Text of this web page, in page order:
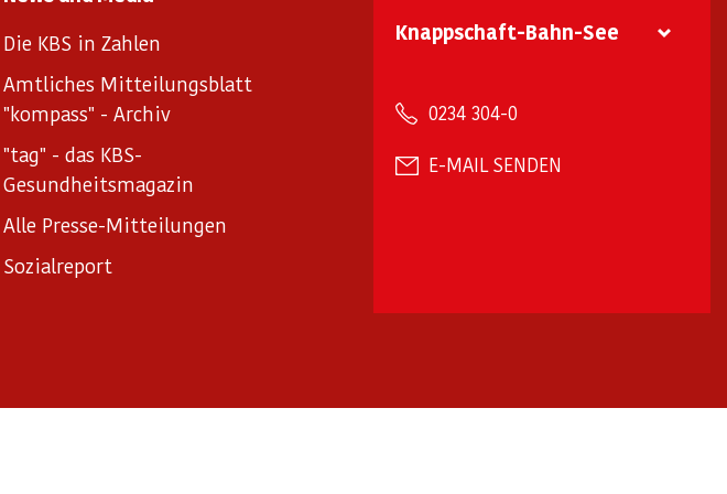
Die KBS in Zahlen
Amtliches Mitteilungsblatt
"kompass" - Archiv
"tag" - das KBS-
Gesundheitsmagazin
Alle Presse-Mitteilungen
Sozialreport
Knappschaft-Bahn-See
0234 304-0
E-MAIL SENDEN